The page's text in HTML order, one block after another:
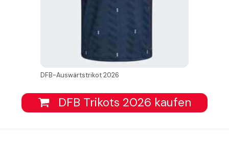
DFB-Auswärtstrikot 2026
DFB Trikots 2026 kaufen